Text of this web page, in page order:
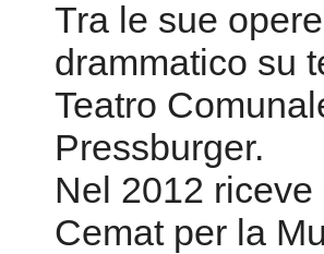
Tra le sue
drammatico su
Teatro
Pressburger.
Nel 2012
Cemat per la